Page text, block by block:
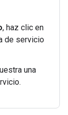
, haz clic en
de servicio
una